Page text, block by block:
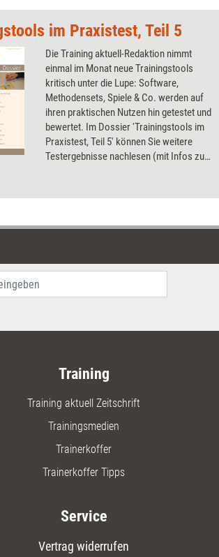
im Praxistest, Teil 5
Die Training aktuell-Redaktion nimmt
einmal im Monat neue Trainingstools
kritisch unter die Lupe: Software,
Methodensets, Spiele & Co. werden auf
ihren praktischen Nutzen hin getestet und
bewertet. Im Dossier 'Trainingstools im
Praxistest, Teil 5' können Sie weitere
Testergebnisse nachlesen (mit Infos zu
und Kartensets, eine Trainings-DVD und ein
Training
Training aktuell Zeitschrift
Trainingsmedien
Trainerkoffer
Trainerkoffer Tipps
Service
Vertrag widerrufen